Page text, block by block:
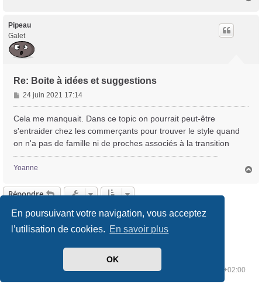
En poursuivant votre navigation, vous acceptez
l’utilisation de cookies. En savoir plus
OK
Pipeau
Galet
Re: Boite à idées et suggestions
M
e
s
g
e
24 juin 2021 17:14
Cela me manquait. Dans ce topic on pourrait peut-être
s'entraider chez les commerçants pour trouver le style quand
on n'a pas de famille ni de proches associés à la transition
Yoanne
Répondre
89 messages Page8sur9
Précédente
1 … 5 6 7 8 9
Supprimer les cookies Heures au format UTC+02:00